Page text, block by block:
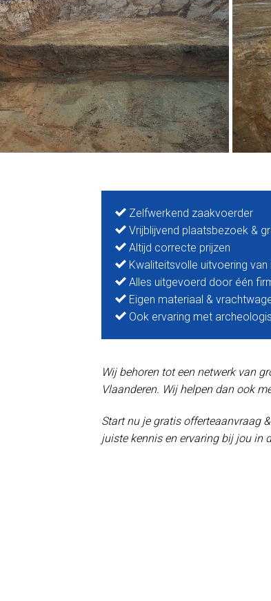
Zelfwerkend zaakvoerder
Vrijblijvend plaatsbezoek &
Altijd correcte prijzen
Kwaliteitsvolle uitvoering
Alles uitgevoerd door één
Eigen materiaal &
Ook ervaring met
Wij behoren tot een netwerk van
Vlaanderen. Wij helpen dan ook
Start nu je gratis offerteaanvraag
juiste kennis en ervaring bij jou in